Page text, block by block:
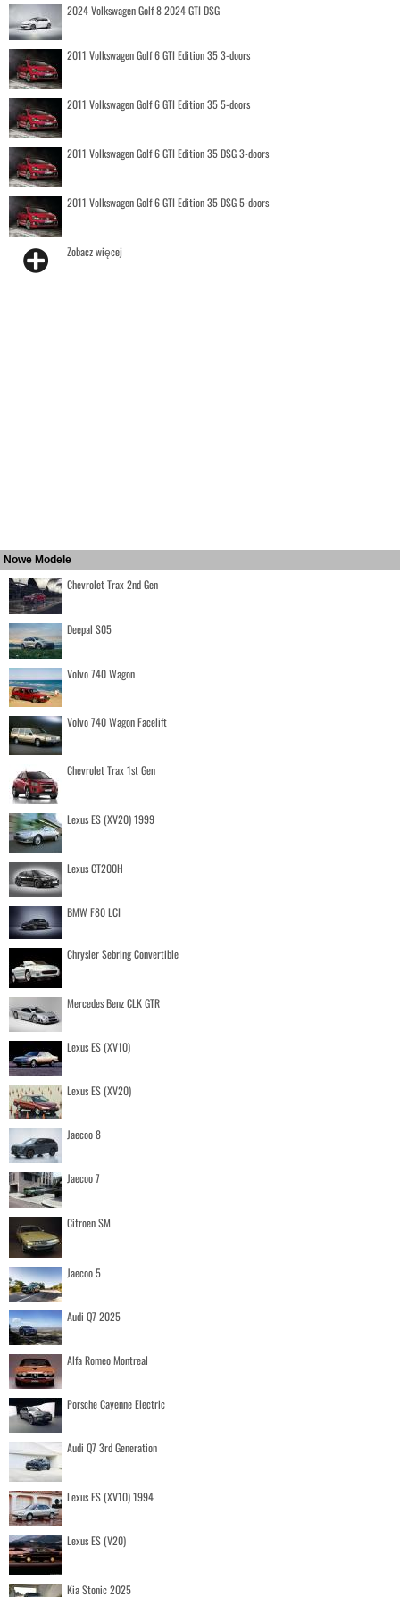
2024 Volkswagen Golf 8 2024 GTI DSG
2011 Volkswagen Golf 6 GTI Edition 35 3-doors
2011 Volkswagen Golf 6 GTI Edition 35 5-doors
2011 Volkswagen Golf 6 GTI Edition 35 DSG 3-doors
2011 Volkswagen Golf 6 GTI Edition 35 DSG 5-doors
Zobacz więcej
Nowe Modele
Chevrolet Trax 2nd Gen
Deepal S05
Volvo 740 Wagon
Volvo 740 Wagon Facelift
Chevrolet Trax 1st Gen
Lexus ES (XV20) 1999
Lexus CT200H
BMW F80 LCI
Chrysler Sebring Convertible
Mercedes Benz CLK GTR
Lexus ES (XV10)
Lexus ES (XV20)
Jaecoo 8
Jaecoo 7
Citroen SM
Jaecoo 5
Audi Q7 2025
Alfa Romeo Montreal
Porsche Cayenne Electric
Audi Q7 3rd Generation
Lexus ES (XV10) 1994
Lexus ES (V20)
Kia Stonic 2025